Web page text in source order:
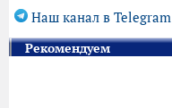
Наш канал в Telegram
Рекомендуем